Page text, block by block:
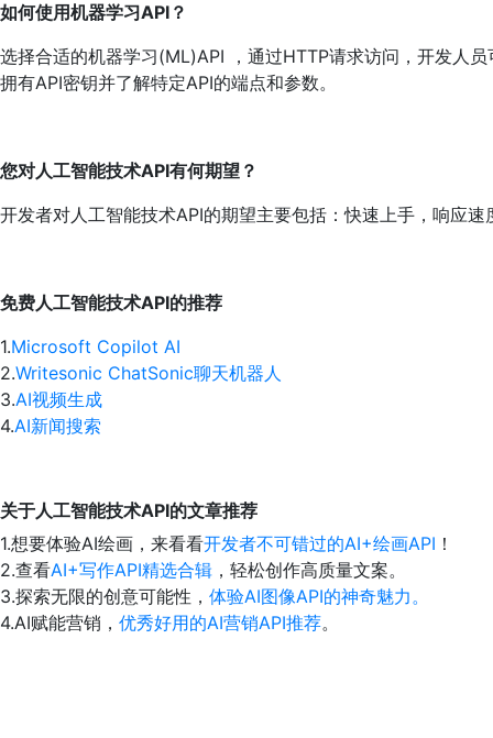
如何使用机器学习API？
选择合适的机器学习(ML)API ，通过HTTP请求访问，开发人
拥有API密钥并了解特定API的端点和参数。
您对人工智能技术API有何期望？
开发者对人工智能技术API的期望主要包括：快速上手，响应
免费人工智能技术API的推荐
1.Microsoft Copilot AI
2.Writesonic ChatSonic聊天机器人
3.AI视频生成
4.AI新闻搜索
关于人工智能技术API的文章推荐
1.想要体验AI绘画，来看看开发者不可错过的AI+绘画API ！
2.查看AI+写作API精选合辑 ，轻松创作高质量文案。
3.探索无限的创意可能性， 体验AI图像API的神奇魅力。
4.AI赋能营销， 优秀好用的AI营销API推荐。